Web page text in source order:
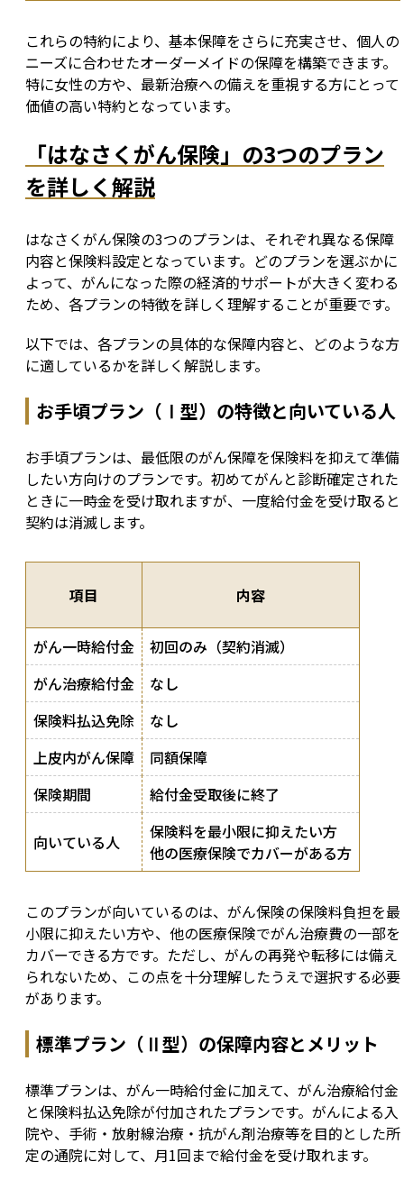
これらの特約により、基本保障をさらに充実させ、個人の
ニーズに合わせたオーダーメイドの保障を構築できます。
特に女性の方や、最新治療への備えを重視する方にとって
価値の高い特約となっています。
「はなさくがん保険」の3つのプラン
を詳しく解説
はなさくがん保険の3つのプランは、それぞれ異なる保障
内容と保険料設定となっています。どのプランを選ぶかに
よって、がんになった際の経済的サポートが大きく変わる
ため、各プランの特徴を詳しく理解することが重要です。
以下では、各プランの具体的な保障内容と、どのような方
に適しているかを詳しく解説します。
お手頃プラン（Ⅰ型）の特徴と向いている人
お手頃プランは、最低限のがん保障を保険料を抑えて準備
したい方向けのプランです。初めてがんと診断確定された
ときに一時金を受け取れますが、一度給付金を受け取ると
契約は消滅します。
項目 内容
がん一時給付金
初回のみ（契約消滅）
がん治療給付金
なし
保険料払込免除
なし
上皮内がん保障
同額保障
保険期間
給付金受取後に終了
向いている人
保険料を最小限に抑えたい方
他の医療保険でカバーがある方
このプランが向いているのは、がん保険の保険料負担を最
小限に抑えたい方や、他の医療保険でがん治療費の一部を
カバーできる方です。ただし、がんの再発や転移には備え
られないため、この点を十分理解したうえで選択する必要
があります。
標準プラン（Ⅱ型）の保障内容とメリット
標準プランは、がん一時給付金に加えて、がん治療給付金
と保険料払込免除が付加されたプランです。がんによる入
院や、手術・放射線治療・抗がん剤治療等を目的とした所
定の通院に対して、月1回まで給付金を受け取れます。